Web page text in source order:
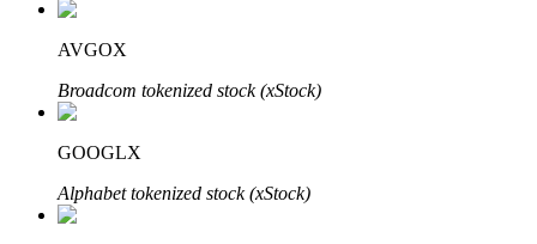
احصل على أرباح طويلة الأجل وفوائد مرنة
AVGOX
Broadcom tokenized stock (xStock)
GOOGLX
Alphabet tokenized stock (xStock)